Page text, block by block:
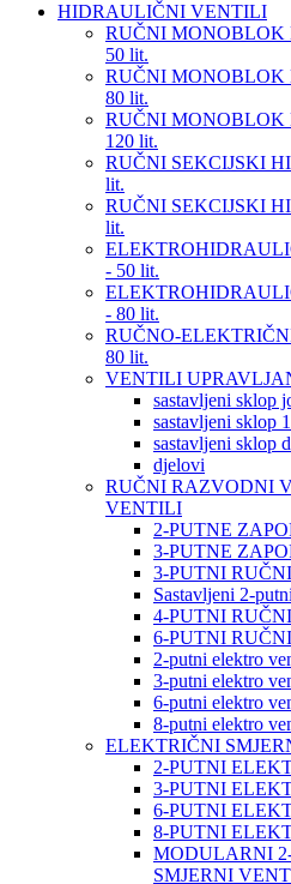
HIDRAULIČNI VENTILI
RUČNI
50 lit.
RUČNI
80 lit.
RUČNI
120 lit.
RUČNI SEKCIJSKI
lit.
RUČNI SEKCIJSKI
lit.
- 50 lit.
- 80 lit.
RUČNO-
80 lit.
VENTILI
sastavljeni sklop
sastavljeni sklop
sastavljeni sklop
djelovi
RUČNI RAZVODNI
VENTILI
2-PUTNE
3-PUTNE
3-PUTNI
Sastavljeni 2-
4-PUTNI
6-PUTNI
2-putni elektro
3-putni elektro
6-putni elektro
8-putni elektro
ELEKTRIČNI
2-PUTNI
3-PUTNI
6-PUTNI
8-PUTNI
MODULARNI
SMJERNI